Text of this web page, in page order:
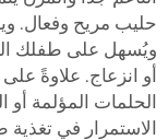
حليب مريح وفعال.
ويُسهل على طفلك
أو انزعاج. علاوةً
الحلمات المؤلمة أو
الاستمرار في